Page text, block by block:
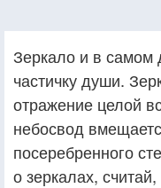
Зеркало и в самом
частичку души.
отражение целой
небосвод
посеребренного
о зеркалах,